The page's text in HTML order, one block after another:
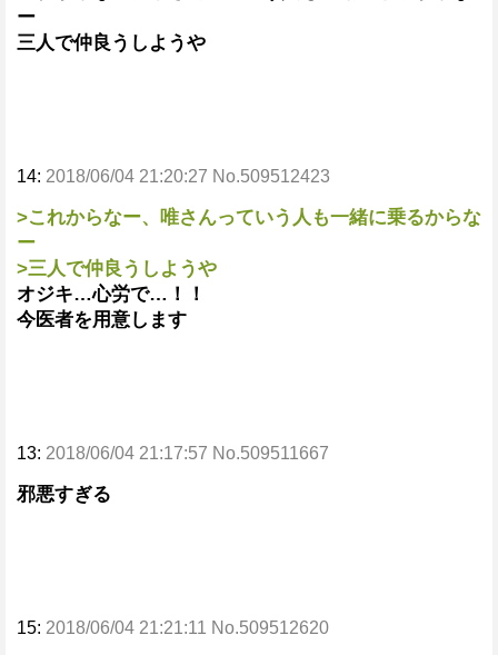
ー
三人で仲良うしようや
14: 2018/06/04 21:20:27 No.509512423
>これからなー、唯さんっていう人も一緒に乗るからな
ー
>三人で仲良うしようや
オジキ…心労で…！！
今医者を用意します
13: 2018/06/04 21:17:57 No.509511667
邪悪すぎる
15: 2018/06/04 21:21:11 No.509512620